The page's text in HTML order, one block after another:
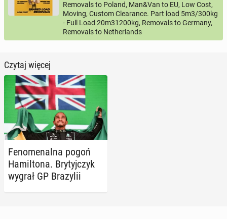
Removals to Poland, Man&Van to EU, Low Cost,
Moving, Custom Clearance. Part load 5m3/300kg
- Full Load 20m31200kg, Removals to Germany,
Removals to Netherlands
Czytaj więcej
Fe­no­me­nal­na pogoń
Ha­mil­to­na. Bry­tyj­czyk
wygrał GP Bra­zy­lii